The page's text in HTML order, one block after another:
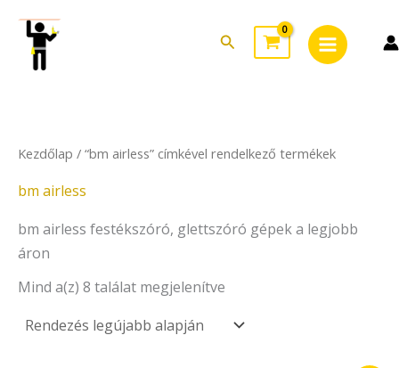
content
Search
Menu
Kezdőlap / “bm airless” címkével rendelkező termékek
bm airless
bm airless festékszóró, glettszóró gépek a legjobb
áron
Mind a(z) 8 találat megjelenítve
latest